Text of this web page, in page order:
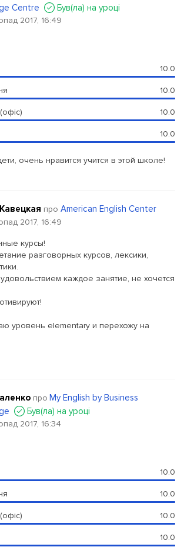
Сentre
Був(ла) на уроці
2017, 16:49
10.0
10.0
10.0
10.0
очень нравится учится в этой школе!
про American English Center
2017, 16:49
курсы!
разговорных курсов, лексики,
каждое занятие, не хочется
уровень elementary и перехожу на
про My English by Business
Був(ла) на уроці
2017, 16:34
10.0
10.0
10.0
10.0